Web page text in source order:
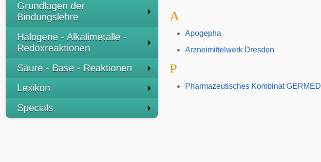
Grundlagen der
Bindungslehre
Halogene - Alkalimetalle -
Redoxreaktionen
Säure - Base - Reaktionen
Lexikon
Specials
A
Apogepha
Arzneimittelwerk Dresden
P
Pharmazeutisches Kombinat GERMED